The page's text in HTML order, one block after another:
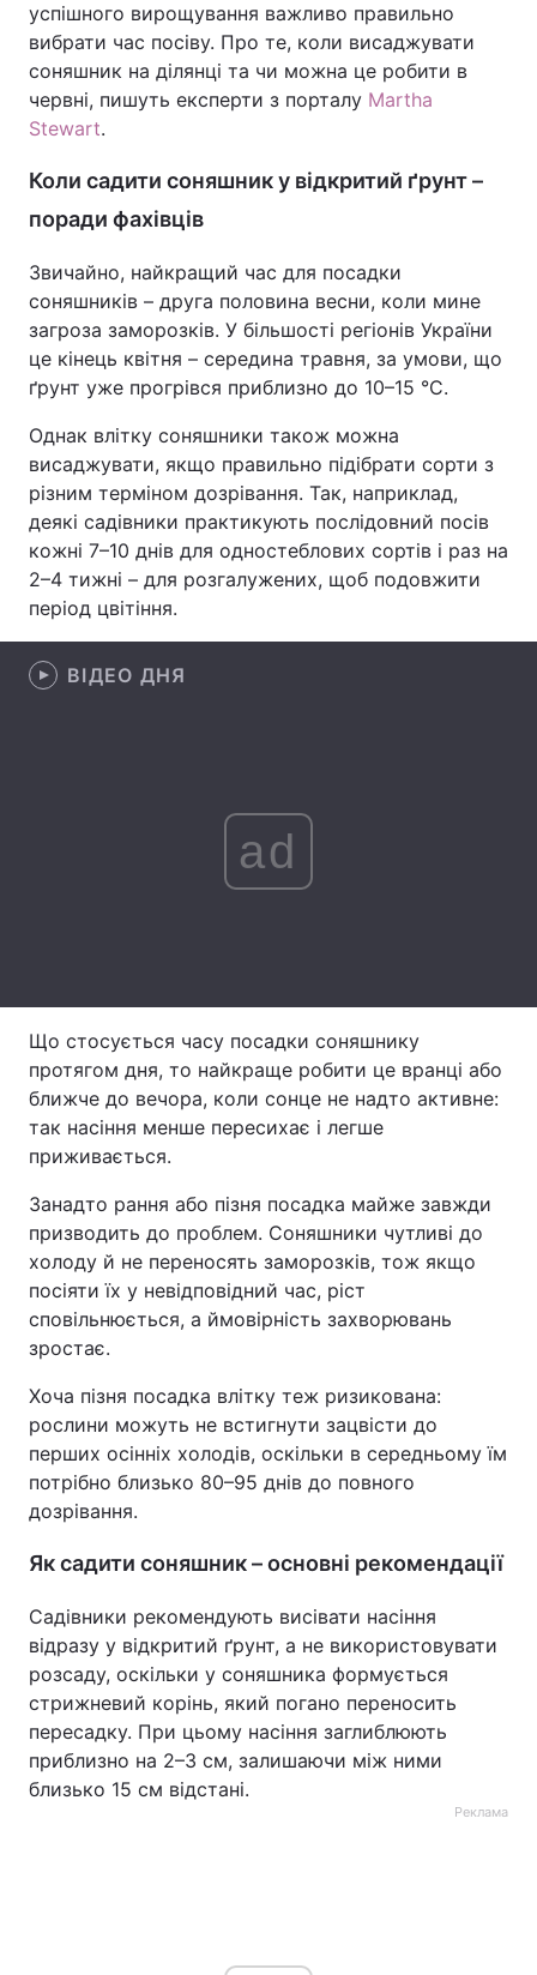
Спорт Наука
Техно і зв'язок Лайт
Зброя Інциденти
Туризм
Цікавинки
Екологія Регіони
Лонгріди
Відео з Youtube Статті
Архів Вакансії
Контакти
Послуги
успішного вирощування важливо правильно
вибрати час посіву. Про те, коли висаджувати
соняшник на ділянці та чи можна це робити в
червні, пишуть експерти з порталу Martha
Stewart.
Коли садити соняшник у відкритий ґрунт –
поради фахівців
Звичайно, найкращий час для посадки
соняшників – друга половина весни, коли мине
загроза заморозків. У більшості регіонів України
це кінець квітня – середина травня, за умови, що
ґрунт уже прогрівся приблизно до 10–15 °C.
Однак влітку соняшники також можна
висаджувати, якщо правильно підібрати сорти з
різним терміном дозрівання. Так, наприклад,
деякі садівники практикують послідовний посів
кожні 7–10 днів для одностеблових сортів і раз на
2–4 тижні – для розгалужених, щоб подовжити
період цвітіння.
ВІДЕО ДНЯ
ad
Що стосується часу посадки соняшнику
протягом дня, то найкраще робити це вранці або
ближче до вечора, коли сонце не надто активне:
так насіння менше пересихає і легше
приживається.
Занадто рання або пізня посадка майже завжди
призводить до проблем. Соняшники чутливі до
холоду й не переносять заморозків, тож якщо
посіяти їх у невідповідний час, ріст
сповільнюється, а ймовірність захворювань
зростає.
Хоча пізня посадка влітку теж ризикована:
рослини можуть не встигнути зацвісти до
перших осінніх холодів, оскільки в середньому їм
потрібно близько 80–95 днів до повного
дозрівання.
Як садити соняшник – основні рекомендації
Садівники рекомендують висівати насіння
відразу у відкритий ґрунт, а не використовувати
розсаду, оскільки у соняшника формується
стрижневий корінь, який погано переносить
пересадку. При цьому насіння заглиблюють
приблизно на 2–3 см, залишаючи між ними
близько 15 см відстані.
Реклама